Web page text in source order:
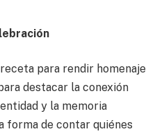
para rendir homenaje
destacar la conexión
y la memoria
forma de contar quiénes